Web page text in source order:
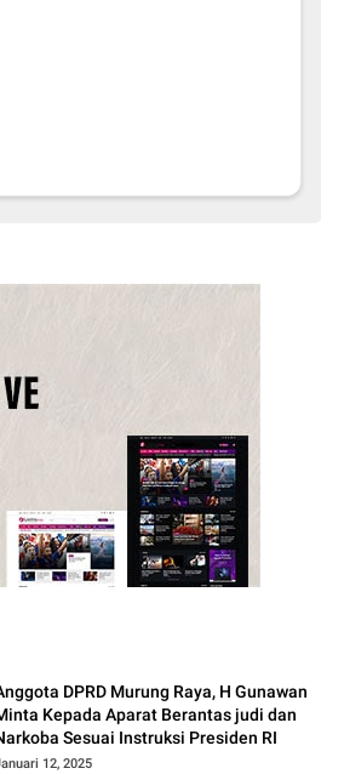
DPRD Murung Raya, H Gunawan
Kepada Aparat Berantas judi dan
Sesuai Instruksi Presiden RI
12, 2025